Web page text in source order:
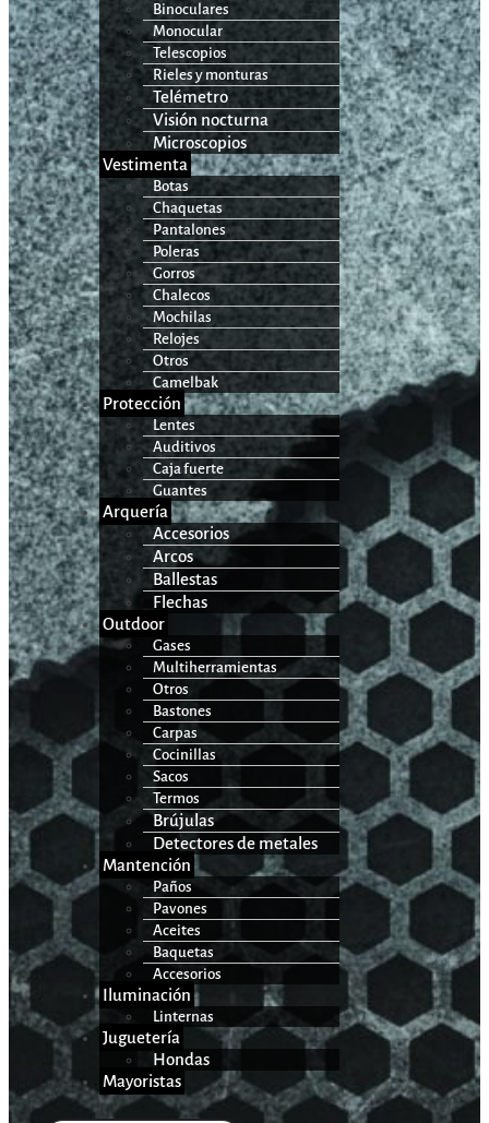
Binoculares
Monocular
Telescopios
Rieles y monturas
Telémetro
Visión nocturna
Microscopios
Vestimenta
Botas
Chaquetas
Pantalones
Poleras
Gorros
Chalecos
Mochilas
Relojes
Otros
Camelbak
Protección
Lentes
Auditivos
Caja fuerte
Guantes
Arquería
Accesorios
Arcos
Ballestas
Flechas
Outdoor
Gases
Multiherramientas
Otros
Bastones
Carpas
Cocinillas
Sacos
Termos
Brújulas
Detectores de metales
Mantención
Paños
Pavones
Aceites
Baquetas
Accesorios
Iluminación
Linternas
Juguetería
Hondas
Mayoristas